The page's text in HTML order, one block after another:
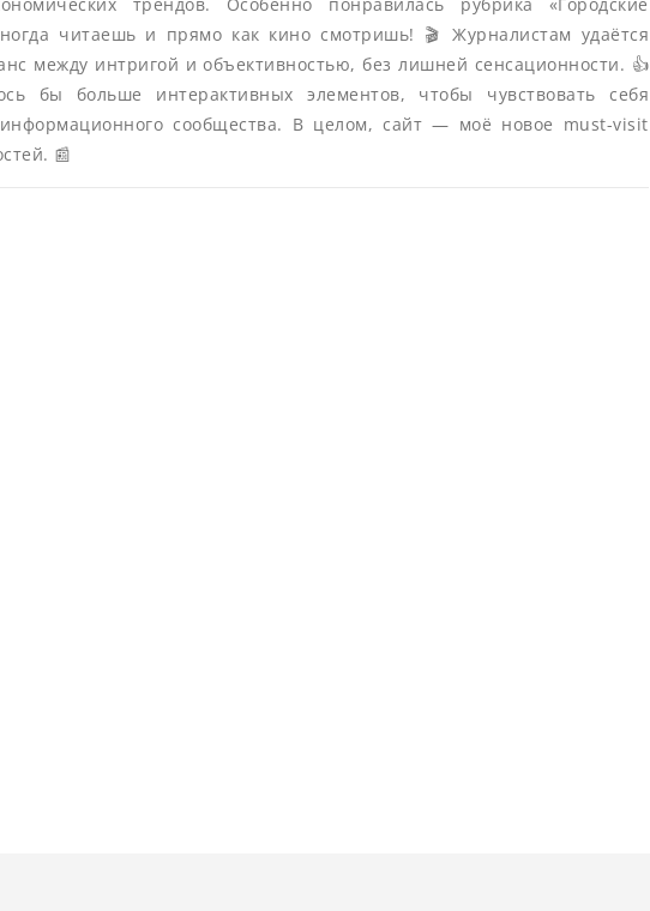
читаешь и прямо как кино смотришь! 🎬 Журналистам удаётся
между интригой и объективностью, без лишней сенсационности. 👍
бы больше интерактивных элементов, чтобы чувствовать себя
сообщества. В целом, сайт — моё новое must-visit
📰